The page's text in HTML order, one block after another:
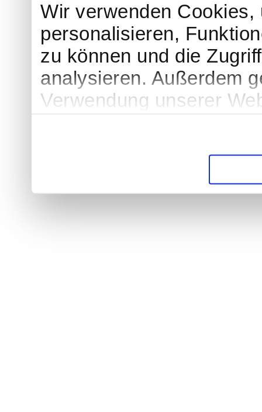
Wir verwenden
personalisieren,
zu können und die
analysieren. Außerdem
Verwendung unserer
haben oder die sie im